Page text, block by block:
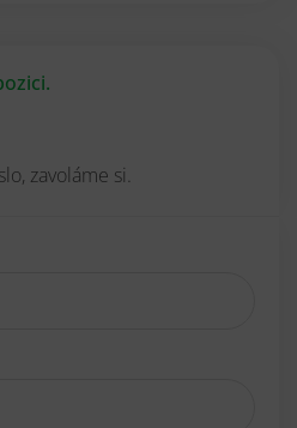
zavoláme si.